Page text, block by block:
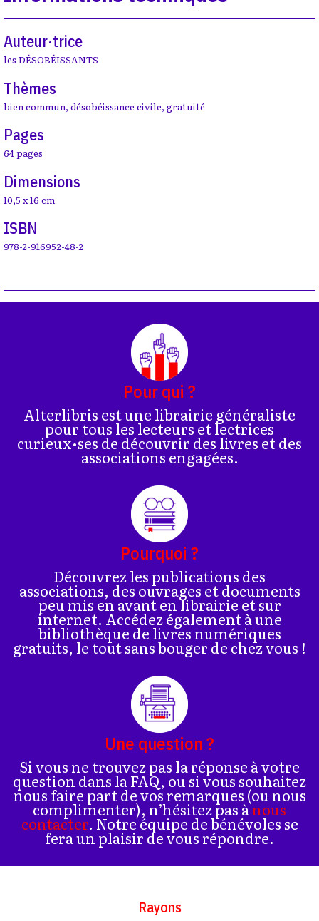
Auteur·trice
les DÉSOBÉISSANTS
Thèmes
bien commun, désobéissance civile, gratuité
Pages
64 pages
Dimensions
10,5 x 16 cm
ISBN
978-2-916952-48-2
Pour qui ?
Alterlibris est une librairie généraliste
pour tous les lecteurs et lectrices
curieux•ses de découvrir des livres et des
associations engagées.
Pourquoi ?
Découvrez les publications des
associations, des ouvrages et documents
peu mis en avant en librairie et sur
internet. Accédez également à une
bibliothèque de livres numériques
gratuits, le tout sans bouger de chez vous !
Une question ?
Si vous ne trouvez pas la réponse à votre
question dans la FAQ, ou si vous souhaitez
nous faire part de vos remarques (ou nous
complimenter), n’hésitez pas ànous
contacter. Notre équipe de bénévoles se
fera un plaisir de vous répondre.
Rayons